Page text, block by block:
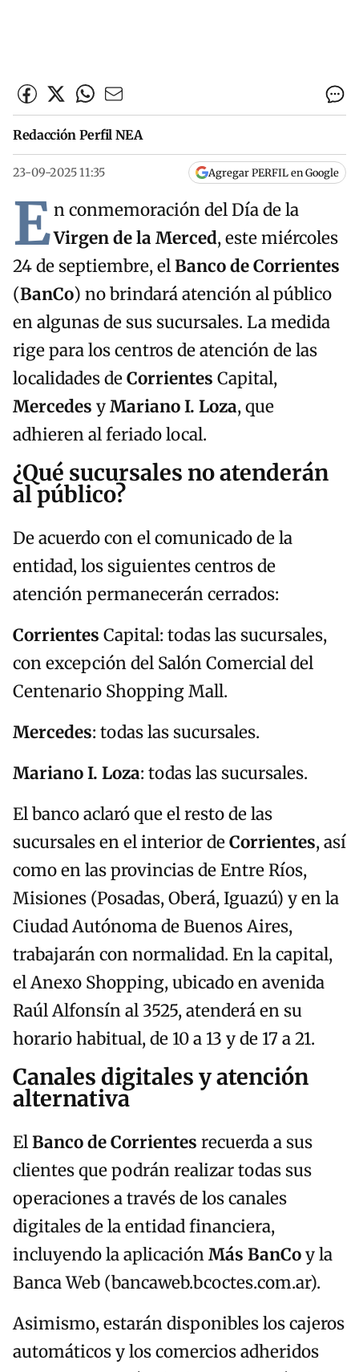
Redacción Perfil NEA
23-09-2025 11:35 Agregar PERFIL en Google
En conmemoración del Día de la
Virgen de la Merced, este miércoles
24 de septiembre, elBanco de Corrientes
(BanCo) no brindará atención al público
en algunas de sus sucursales. La medida
rige para los centros de atención de las
localidades deCorrientes Capital,
Mercedes yMariano I. Loza, que
adhieren al feriado local.
¿Qué sucursales no atenderán
al público?
De acuerdo con el comunicado de la
entidad, los siguientes centros de
atención permanecerán cerrados:
Corrientes Capital: todas las sucursales,
con excepción del Salón Comercial del
Centenario Shopping Mall.
Mercedes: todas las sucursales.
Mariano I. Loza: todas las sucursales.
El banco aclaró que el resto de las
sucursales en el interior deCorrientes, así
como en las provincias de Entre Ríos,
Misiones (Posadas, Oberá, Iguazú) y en la
Ciudad Autónoma de Buenos Aires,
trabajarán con normalidad. En la capital,
el Anexo Shopping, ubicado en avenida
Raúl Alfonsín al 3525, atenderá en su
horario habitual, de 10 a 13 y de 17 a 21.
Canales digitales y atención
alternativa
ElBanco de Corrientes recuerda a sus
clientes que podrán realizar todas sus
operaciones a través de los canales
digitales de la entidad financiera,
incluyendo la aplicaciónMás BanCoy la
Banca Web (bancaweb.bcoctes.com.ar).
Asimismo, estarán disponibles los cajeros
automáticos y los comercios adheridos